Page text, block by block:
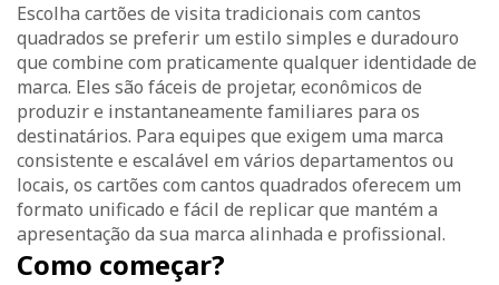
Escolha cartões de visita tradicionais com cantos
quadrados se preferir um estilo simples e duradouro
que combine com praticamente qualquer identidade de
marca. Eles são fáceis de projetar, econômicos de
produzir e instantaneamente familiares para os
destinatários. Para equipes que exigem uma marca
consistente e escalável em vários departamentos ou
locais, os cartões com cantos quadrados oferecem um
formato unificado e fácil de replicar que mantém a
apresentação da sua marca alinhada e profissional.
Como começar?